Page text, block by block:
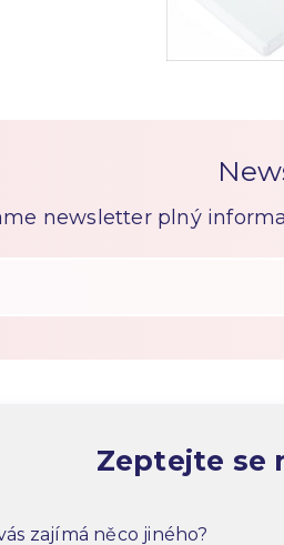
newsletter plný
Zeptejte se
zajímá něco jiného?